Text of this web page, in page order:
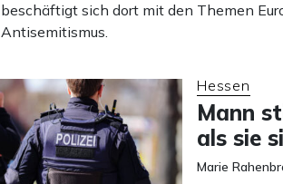
beschäftigt sich dort mit den Themen
Antisemitismus.
Hessen
Mann
als sie
Marie